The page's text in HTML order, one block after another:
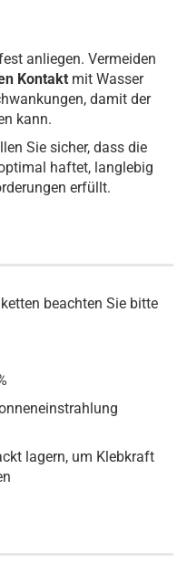
anliegen. Vermeiden
Kontakt mit Wasser
damit der
kann.
Sie sicher, dass die
haftet, langlebig
erfüllt.
beachten Sie bitte
lagern, um Klebkraft